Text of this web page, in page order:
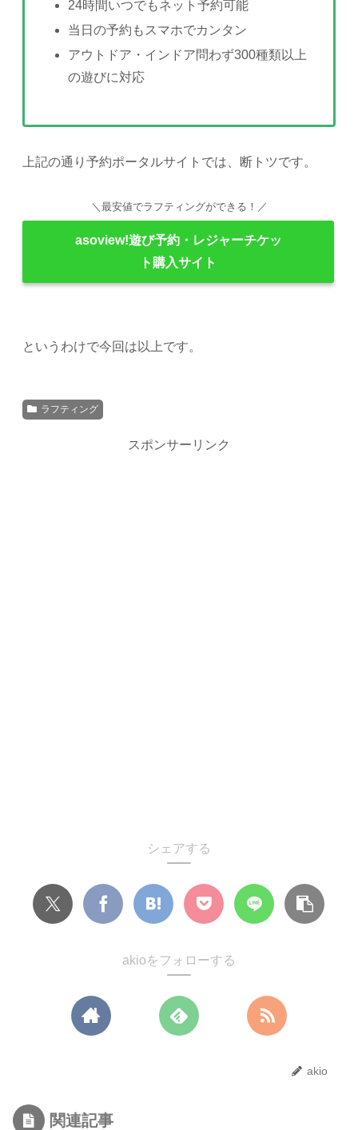
24時間いつでもネット予約可能
当日の予約もスマホでカンタン
アウトドア・インドア問わず300種類以上
の遊びに対応
上記の通り予約ポータルサイトでは、断トツです。
＼最安値でラフティングができる！／
asoview!遊び予約・レジャーチケッ
ト購入サイト
というわけで今回は以上です。
ラフティング
スポンサーリンク
シェアする
akioをフォローする
akio
関連記事